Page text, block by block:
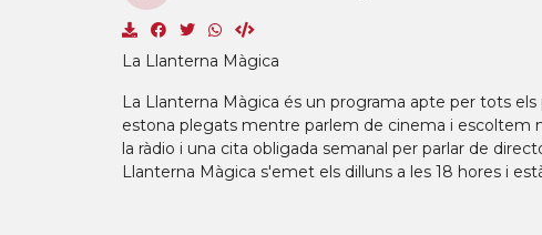
La Llanterna Màgica
La Llanterna Màgica és un programa apte per tots
estona plegats mentre parlem de cinema i escoltem
la ràdio i una cita obligada semanal per parlar de
Llanterna Màgica s'emet els dilluns a les 18 hores i